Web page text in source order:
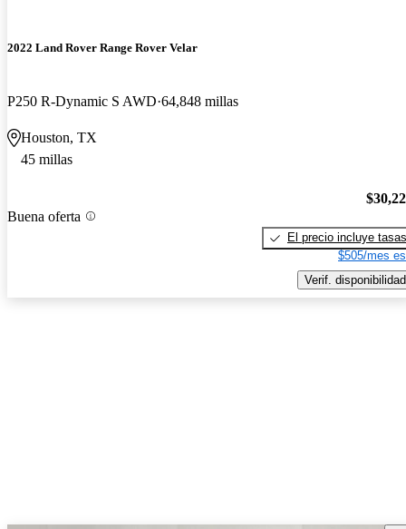
2022 Land Rover Range Rover Velar
P250 R-Dynamic S AWD 64,848 millas
Houston, TX
45 millas
Buena oferta
El precio incluye tasas
$505/mes
Verif. disponibilidad